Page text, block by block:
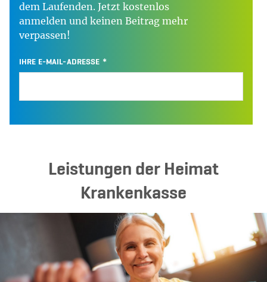
dem Laufenden. Jetzt kostenlos
anmelden und keinen Beitrag mehr
verpassen!
IHRE E-MAIL-ADRESSE
Leistungen der Heimat
Krankenkasse